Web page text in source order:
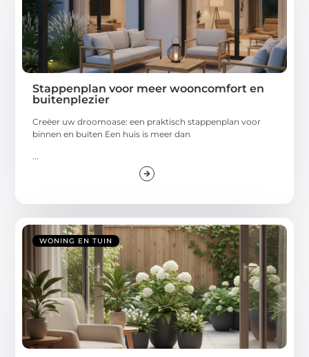
Stappenplan voor meer wooncomfort en
buitenplezier
Creëer uw droomoase: een praktisch stappenplan voor
binnen en buiten Een huis is meer dan
...
WONING EN TUIN